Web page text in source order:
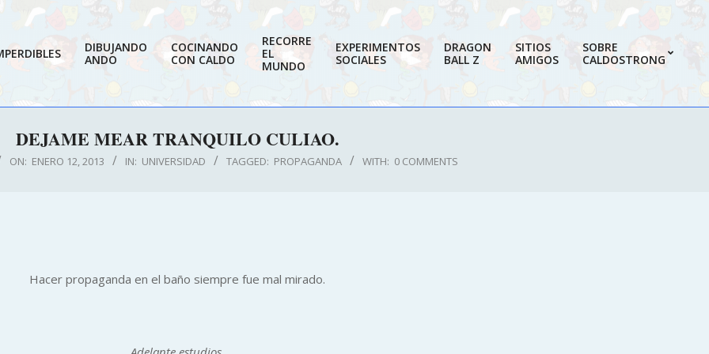
DIBUJANDO
ANDO
COCINANDO
CON CALDO
RECORRE
EL
MUNDO
EXPERIMENTOS
SOCIALES
DRAGON
BALL Z
SITIOS
AMIGOS
SOBRE
CALDOSTRONG
DEJAME MEAR TRANQUILO CULIAO.
ON: ENERO 12, 2013 IN: UNIVERSIDAD TAGGED: PROPAGANDA WITH: 0 COMMENTS
Hacer propaganda en el baño siempre fue mal mirado.